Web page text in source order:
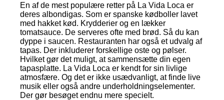
En af de mest populære retter på La Vida Loca er
deres albondigas. Som er spanske kødboller lavet
med hakket kød. Krydderier og en lækker
tomatsauce. De serveres ofte med brød. Så du kan
dyppe i saucen. Restauranten har også et udvalg af
tapas. Der inkluderer forskellige oste og pølser.
Hvilket gør det muligt, at sammensætte din egen
tapasplatte. La Vida Loca er kendt for sin livlige
atmosfære. Og det er ikke usædvanligt, at finde live
musik eller også andre underholdningselementer.
Der gør besøget endnu mere specielt.